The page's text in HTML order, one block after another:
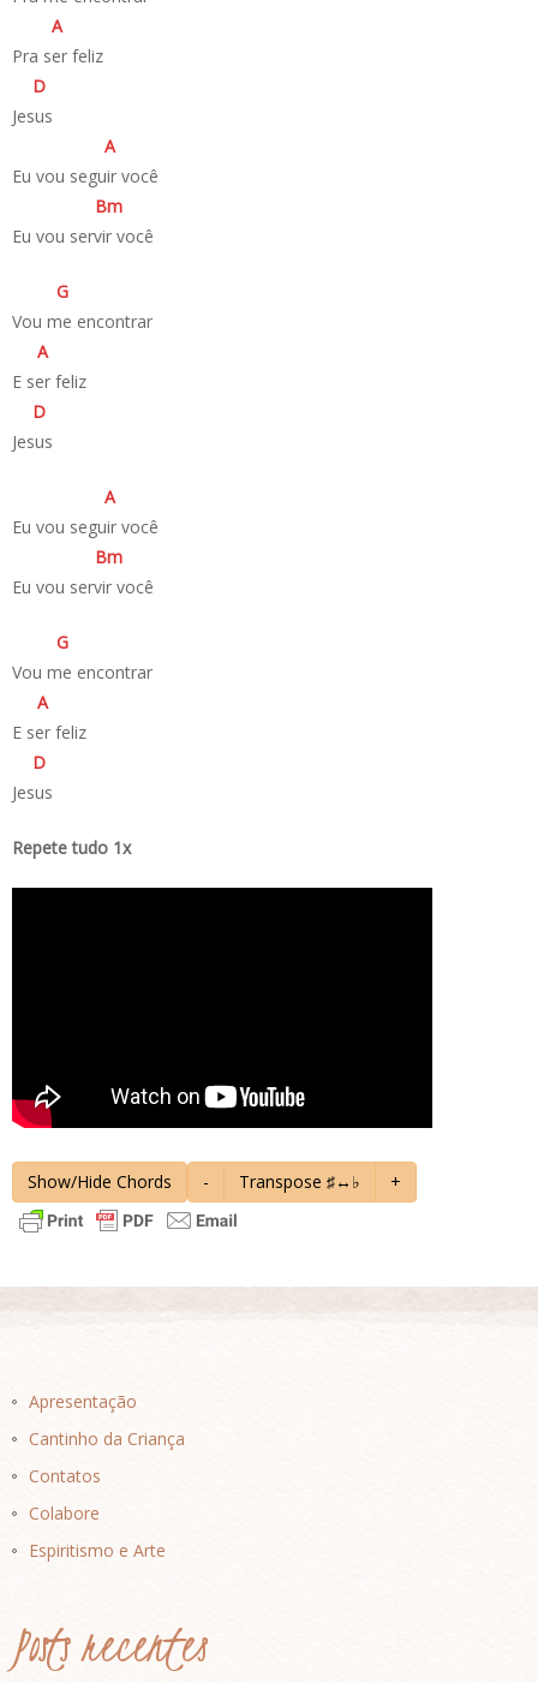
A
Pra ser feliz
D
Jesus
A
Eu vou seguir você
Bm
Eu vou servir você
G
Vou me encontrar
A
E ser feliz
D
Jesus
A
Eu vou seguir você
Bm
Eu vou servir você
G
Vou me encontrar
A
E ser feliz
D
Jesus
Repete tudo 1x
Show/Hide Chords - Transpose ♯↔♭ +
Apresentação
Cantinho da Criança
Contatos
Colabore
Espiritismo e Arte
Posts recentes